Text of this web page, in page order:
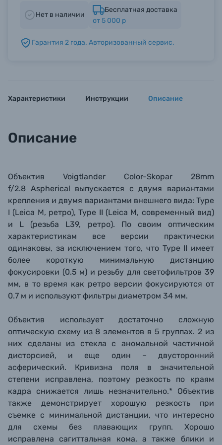
Нет в наличии
Бесплатная доставка
от 5 000 р
Гарантия 2 года. Авторизованный сервис.
Характеристики Инструкции Описание
Описание
Объектив Voigtlander Color-Skopar 28mm
f/2.8 Aspherical выпускается c двумя вариантами
крепления и двумя вариантами внешнего вида: Type
I (Leica M, ретро),Type II (Leica M, современный вид)
и L (резьба L39, ретро). По своим оптическим
характеристикам все версии практически
одинаковы, за исключением того, что Type II имеет
более короткую минимальную дистанцию
фокусировки (0.5 м) и резьбу для светофильтров 39
мм, в то время как ретро версии фокусируются от
0.7 м и используют фильтры диаметром 34 мм.
Объектив использует достаточно сложную
оптическую схему из 8 элементов в 5 группах. 2 из
них сделаны из стекла с аномальной частичной
дисторсией, и еще один – двусторонний
асферический. Кривизна поля в значительной
степени исправлена, поэтому резкость по краям
кадра снижается лишь незначительно.* Объектив
также демонстрирует хорошую резкость при
съемке с минимальной дистанции, что интересно
для схемы без плавающих групп. Хорошо
исправлена сагиттальная кома, а также блики и